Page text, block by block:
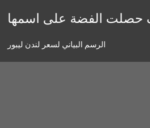
حصلت الفضة على اسمها
الرسم البياني لسعر لندن ليبور